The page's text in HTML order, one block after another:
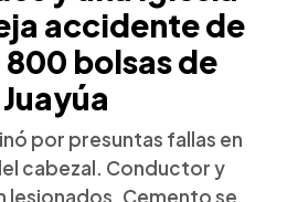
accidente de
bolsas de
por presuntas fallas en
cabezal. Conductor y
lesionados. Cemento se